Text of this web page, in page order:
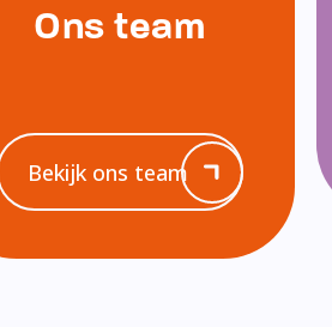
Ons team
Bekijk ons team